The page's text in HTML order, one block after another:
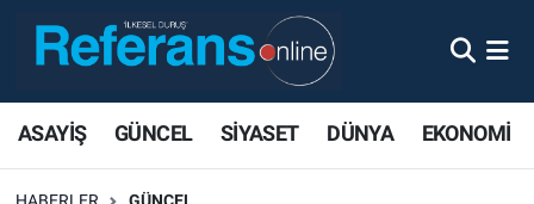
ASAYİŞ GÜNCEL SİYASET DÜNYA EKONOMİ
HABERLER GÜNCEL